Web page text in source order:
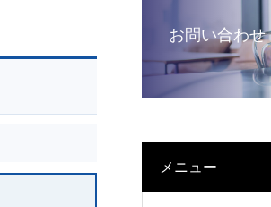
お問い合わせ
メニュー